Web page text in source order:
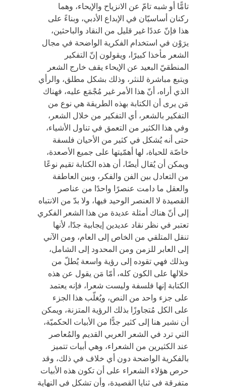
تامًّا أو شبه تامّ عن الانزياح والإيحاء، وهما
ركنان أساسيّان في الإبداع الأدبي، وبناءً على
هذا فإنّ عددًا غير قليل من النقاد والباحثين،
يرَوْن في استخدام الفكرية الواضحة في مجال
الشعر مأخذا كبيرًا، ويقولون إنّ التفكير
المنطقيّ البعيد عن الإيحاء يقف خارج الشعر
ويتبع مباشرة للنثر، وذلك بشكل مطلق، والرأي
الذي أراه، أنّ هذا الأمر غير مُجْمَع عليه، فهناك
مَن يرى أن الكتابة بهذه الطريقة هي نوع من
التفكير بالشعر، أي التفكير من خلال الشعر،
وفي هذا الكثير من التعمق في تناول الأشياء،
حتى أنه يُشكل في كثير من الأحيان فلسفة
خاصّة للحياة، لها أهمّيتها على جميع الأصعدة،
ويمكن أن يُقال أيضًا، أن هذه الكتابة تقيم نوعًا
من التعادل بين الفن والفكر، وبين العاطفة
والعقل ما دامت عنصرًا واحدًا من عناصر
القصيدة لا العنصر الوحيد فيها، ولا بدّ من الانتباه
إلى أنّ هناك أمثلة عديدة من هذا الشعر الفكري
تعتبر في نظر نقاد عديدين إيجابية جدّا، لأنها
تنقل المتلقي من الخاص إلى العام، ومن الآني
إلى العابر للزمن ومن المحدود إلى الشامل،
وبذلك فهي تقوده إلى رؤية واسعة يُطلّ من
خلالها على الكون كله، أمّا مَن يقول عن هذه
الكتابة إنها فلسفة وليست شعرا، فإنه يعتمد
على جزء واحد من النص، ويُغلّب هذا الجزء
على الكل مُتجاوزًا بذلك الرؤية المتزنة، ويمكن
أن نشير هنا إلى كثير جدًّا من الأبيات الحكميّة،
التي ترد في الشعر العربي القديم والمُعاصر
عند الكثيرين من الشعراء، وهي أبيات تتميز
بالفكرية الواضحة دون أي خلاف في ذلك، وقد
حرص هؤلاء الشعراء على أن تكون هذه الأبيات
متفرقة في ثنايا القصيدة، وأن تشكل في النهاية